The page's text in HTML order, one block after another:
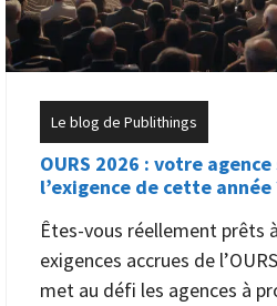
Le blog de Publithings
OURS 2026 : votre
l’exigence de cette année
Êtes-vous réellement prêts
exigences accrues de
met au défi les agences à